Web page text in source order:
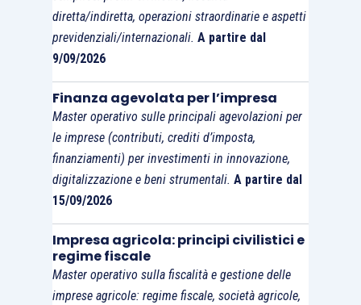
diretta/indiretta, operazioni straordinarie e aspetti
previdenziali/internazionali. A partire dal
9/09/2026
Finanza agevolata per l’impresa
Master operativo sulle principali agevolazioni per
le imprese (contributi, crediti d’imposta,
finanziamenti) per investimenti in innovazione,
digitalizzazione e beni strumentali. A partire dal
15/09/2026
Impresa agricola: principi civilistici e
regime fiscale
Master operativo sulla fiscalità e gestione delle
imprese agricole: regime fiscale, società agricole,